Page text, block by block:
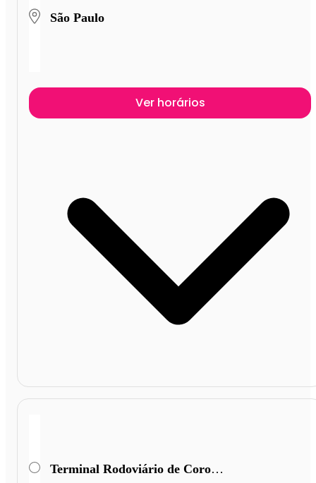
São Paulo
Ver horários
Terminal Rodoviário de Coronel Fabriciano